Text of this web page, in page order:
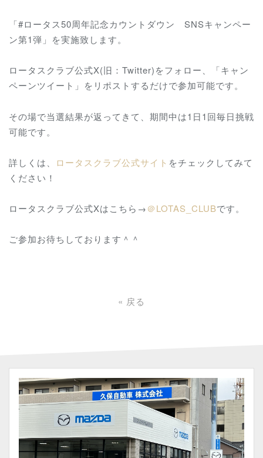
「#ロータス50周年記念カウントダウン SNSキャンペー
ン第1弾」を実施致します。
ロータスクラブ公式X(旧：Twitter)をフォロー、「キャン
ペーンツイート」をリポストするだけで参加可能です。
その場で当選結果が返ってきて、期間中は1日1回毎日挑戦
可能です。
詳しくは、 ロータスクラブ公式サイト をチェックしてみて
ください！
ロータスクラブ公式Xはこちら→＠LOTAS_CLUBです。
ご参加お待ちしております＾＾
« 戻る